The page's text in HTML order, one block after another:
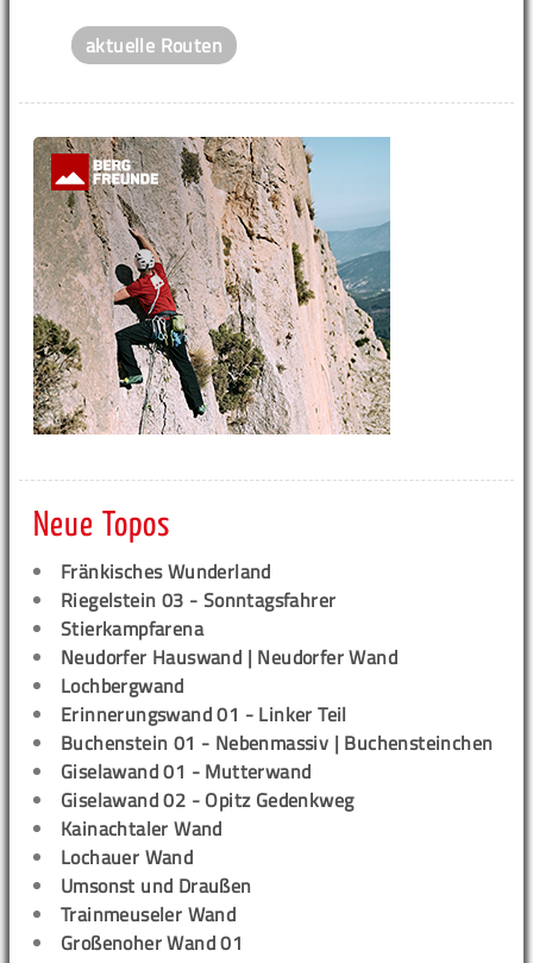
aktuelle Routen
Neue Topos
Fränkisches Wunderland
Riegelstein 03 - Sonntagsfahrer
Stierkampfarena
Neudorfer Hauswand | Neudorfer Wand
Lochbergwand
Erinnerungswand 01 - Linker Teil
Buchenstein 01 - Nebenmassiv | Buchensteinchen
Giselawand 01 - Mutterwand
Giselawand 02 - Opitz Gedenkweg
Kainachtaler Wand
Lochauer Wand
Umsonst und Draußen
Trainmeuseler Wand
Großenoher Wand 01